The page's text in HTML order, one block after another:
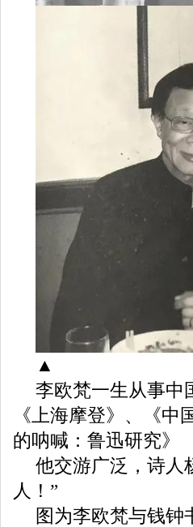
▲
李欧梵一生从事中
《上海摩登》、《
的呐喊：鲁迅研究》
他交游广泛，诗人
人！”
图为李欧梵与钱钟